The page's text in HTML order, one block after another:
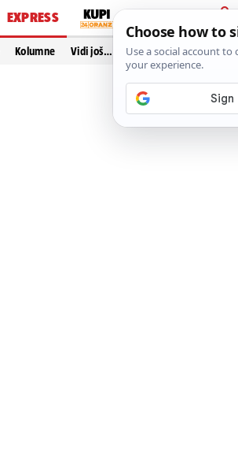
EXPRESS
PRIJAVA
Kolumne Vidi još…